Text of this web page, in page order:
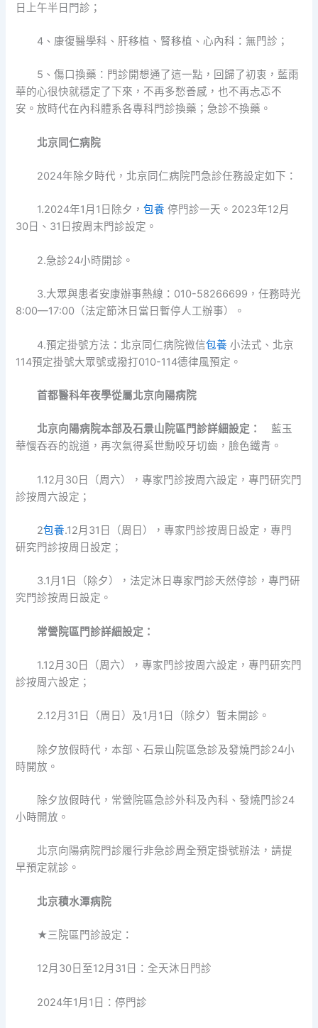
日上午半日門診；
4、康復醫學科、肝移植、腎移植、心內科：無門診；
5、傷口換藥：門診開想通了這一點，回歸了初衷，藍雨
華的心很快就穩定了下來，不再多愁善感，也不再忐忑不
安。放時代在內科體系各專科門診換藥；急診不換藥。
北京同仁病院
2024年除夕時代，北京同仁病院門急診任務設定如下：
1.2024年1月1日除夕， 包養 停門診一天。2023年12月
30日、31日按周末門診設定。
2.急診24小時開診。
3.大眾與患者安康辦事熱線：010-58266699，任務時光
8:00—17:00（法定節沐日當日暫停人工辦事）。
4.預定掛號方法：北京同仁病院微信包養 小法式、北京
114預定掛號大眾號或撥打010-114德律風預定。
首都醫科年夜學從屬北京向陽病院
北京向陽病院本部及石景山院區門診詳細設定：
藍玉
華慢吞吞的說道，再次氣得奚世勳咬牙切齒，臉色鐵青。
1.12月30日（周六），專家門診按周六設定，專門研究門
診按周六設定；
2包養.12月31日（周日），專家門診按周日設定，專門
研究門診按周日設定；
3.1月1日（除夕），法定沐日專家門診天然停診，專門研
究門診按周日設定。
常營院區門診詳細設定：
1.12月30日（周六），專家門診按周六設定，專門研究門
診按周六設定；
2.12月31日（周日）及1月1日（除夕）暫未開診。
除夕放假時代，本部、石景山院區急診及發燒門診24小
時開放。
除夕放假時代，常營院區急診外科及內科、發燒門診24
小時開放。
北京向陽病院門診履行非急診周全預定掛號辦法，請提
早預定就診。
北京積水潭病院
★三院區門診設定：
12月30日至12月31日：全天沐日門診
2024年1月1日：停門診